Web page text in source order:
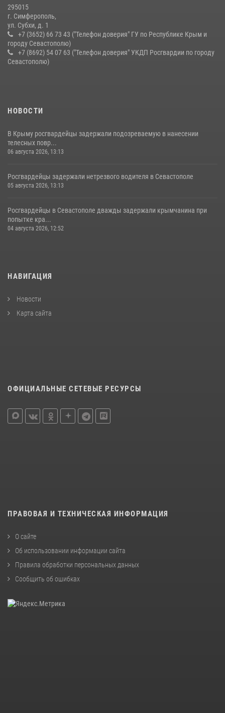
10 июля 2026, 15:10
295015
г. Симферополь,
ул. Субхи, д. 1
+7 (3652) 66 73 43 ("Телефон доверия" ГУ по Республике Крым и
городу Севастополю)
+7 (8692) 54 07 63 ("Телефон доверия" УКДП Росгвардии по городу
Севастополю)
НОВОСТИ
В Крыму росгвардейцы задержали подозреваемую в нанесении
телесных повр...
06 августа 2026, 13:13
Росгвардейцы задержали нетрезвого водителя в Севастополе
05 августа 2026, 13:13
Росгвардейцы в Севастополе дважды задержали крымчанина при
попытке кра...
04 августа 2026, 12:52
НАВИГАЦИЯ
Новости
Карта сайта
ОФИЦИАЛЬНЫЕ СЕТЕВЫЕ РЕСУРСЫ
ПРАВОВАЯ И ТЕХНИЧЕСКАЯ ИНФОРМАЦИЯ
О сайте
Об использовании информации сайта
Правила обработки персональных данных
Сообщить об ошибках